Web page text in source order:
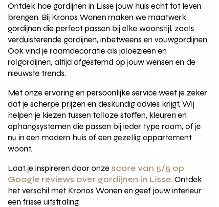
Ontdek hoe gordijnen in Lisse jouw huis echt tot leven
brengen. Bij Kronos Wonen maken we maatwerk
gordijnen die perfect passen bij elke woonstijl, zoals
verduisterende gordijnen, inbetweens en vouwgordijnen.
Ook vind je raamdecoratie als jaloezieën en
rolgordijnen, altijd afgestemd op jouw wensen en de
nieuwste trends.
Met onze ervaring en persoonlijke service weet je zeker
dat je scherpe prijzen en deskundig advies krijgt. Wij
helpen je kiezen tussen talloze stoffen, kleuren en
ophangsystemen die passen bij ieder type raam, of je
nu in een modern huis of een gezellig appartement
woont.
Laat je inspireren door onzescore van 5/5 op
Google reviews over gordijnen in Lisse. Ontdek
het verschil met Kronos Wonen en geef jouw interieur
een frisse uitstraling.